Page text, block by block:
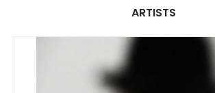
ARTISTS